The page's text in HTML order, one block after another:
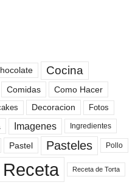
Cocina
Comidas Como Hacer
Decoracion Fotos
Imagenes Ingredientes
Pastel Pasteles Pollo
Receta Receta de Torta